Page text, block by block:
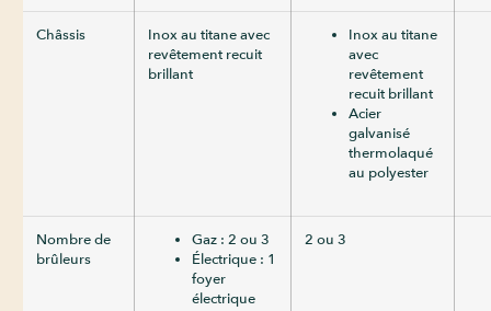
Châssis
Inox au titane avec
revêtement recuit
brillant
Inox au titane
avec
revêtement
recuit brillant
Acier
galvanisé
thermolaqué
au polyester
Nombre de
brûleurs
Gaz : 2 ou 3
Électrique : 1
foyer
électrique
2 ou 3